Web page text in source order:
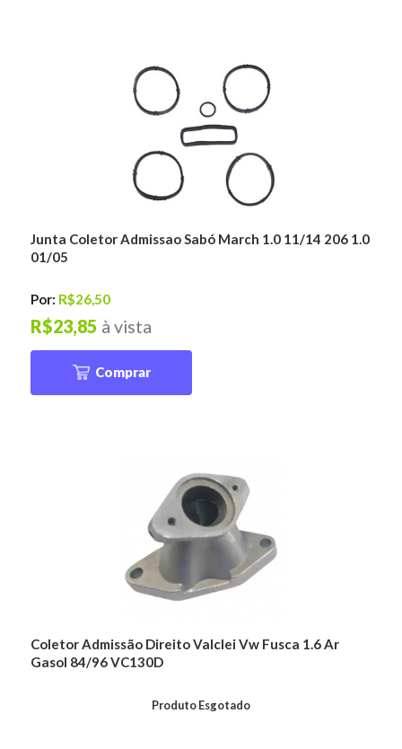
Junta Coletor Admissao Sabó March 1.0 11/14 206 1.0
01/05
Por: R$26,50
à vista
R$23,85
Comprar
Coletor Admissão Direito Valclei Vw Fusca 1.6 Ar
Gasol 84/96 VC130D
Produto Esgotado